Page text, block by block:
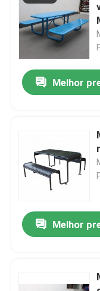
Sobre nós
Visita à fábrica
Controle de
Notícias
Solicite um
Bancos de
Melhor
Melhor